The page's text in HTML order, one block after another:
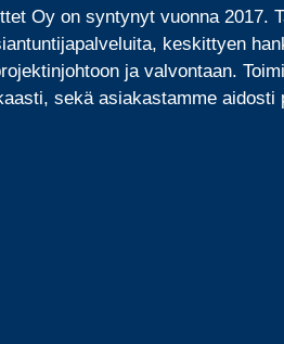
Oy on syntynyt vuonna 2017.
keskittyen
ja valvontaan.
sekä asiakastamme aidosti